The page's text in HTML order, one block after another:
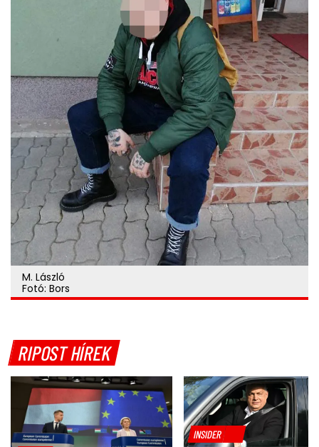
M. László
Fotó: Bors
RIPOST HÍREK
INSIDER